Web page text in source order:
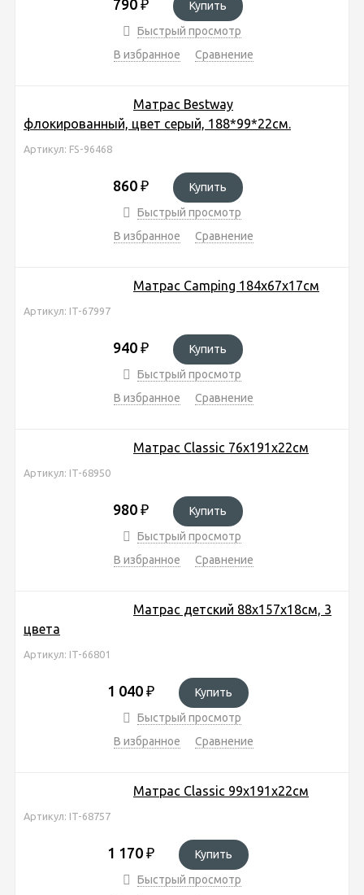
790 ₽
Купить
Быстрый просмотр
В избранное
Сравнение
Матрас Bestway
флокированный, цвет серый, 188*99*22см.
Артикул: FS-96468
860 ₽
Купить
Быстрый просмотр
В избранное
Сравнение
Матрас Camping 184х67х17см
Артикул: IT-67997
940 ₽
Купить
Быстрый просмотр
В избранное
Сравнение
Матрас Classic 76х191х22см
Артикул: IT-68950
980 ₽
Купить
Быстрый просмотр
В избранное
Сравнение
Матрас детский 88х157х18см, 3
цвета
Артикул: IT-66801
1 040 ₽
Купить
Быстрый просмотр
В избранное
Сравнение
Матрас Classic 99х191х22см
Артикул: IT-68757
1 170 ₽
Купить
Быстрый просмотр